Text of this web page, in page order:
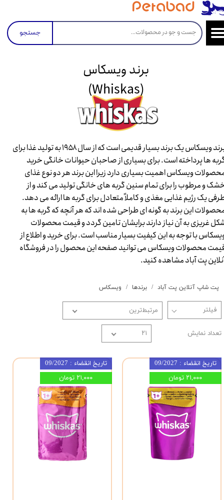
جستجو
برند ویسکاس یک برند بسیار قدیمی است که از سال ۱۹۵۸ به تولید غذا برای
ها پرداخته است. برای بسیاری از صاحبان حیوانات خانگی خرید
ویسکاس اهمیت بسیاری دارد زیرا این برند هر دو نوع غذای
و مرطوب را برای تمام سنین گربه های خانگی تولید می کند و از
یک رژیم غذایی مغذی و کاملاً متعادل برای گربه ها ارائه می دهد.
این برند به گونه ای طراحی شده اند که هر آنچه که گربه ها به
غریزی به آن نیاز دارند برایشان تامین گردد و قیمت محصولات
با توجه به این کیفیت بسیار مناسب است. برای خرید و اطلاع از
محصولات ویسکاس می توانید صفحه این محصول را در فروشگاه
پت آباد مشاهده کنید.​​​​​​​
برند ویسکاس
(Whiskas)​​​​​​​
پت شاپ آنلاین پت آباد برندها ویسکاس
مرتبط‌ترین
تعداد نمایش ۲۱
تاریخ انقضاء : 09/2027
۲۱,۰۰۰ تومان
تاریخ انقضاء : 09/2027
۲۱,۰۰۰ تومان